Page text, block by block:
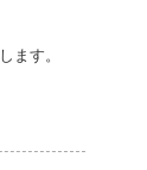
ます。